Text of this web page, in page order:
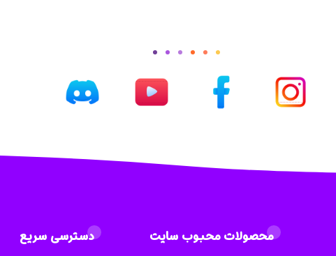
محصولات محبوب سایت دسترسی سریع